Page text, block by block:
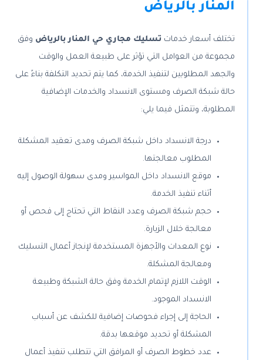
المنار بالرياض
تختلف أسعار خدمات تسليك مجاري حي المنار بالرياض وفق
مجموعة من العوامل التي تؤثر على طبيعة العمل والوقت
والجهد المطلوبين لتنفيذ الخدمة، كما يتم تحديد التكلفة بناءً على
حالة شبكة الصرف ومستوى الانسداد والخدمات الإضافية
المطلوبة، وتتمثل فيما يلي:
درجة الانسداد داخل شبكة الصرف ومدى تعقيد المشكلة
المطلوب معالجتها.
موقع الانسداد داخل المواسير ومدى سهولة الوصول إليه
أثناء تنفيذ الخدمة.
حجم شبكة الصرف وعدد النقاط التي تحتاج إلى فحص أو
معالجة خلال الزيارة.
نوع المعدات والأجهزة المستخدمة لإنجاز أعمال التسليك
ومعالجة المشكلة.
الوقت اللازم لإتمام الخدمة وفق حالة الشبكة وطبيعة
الانسداد الموجود.
الحاجة إلى إجراء فحوصات إضافية للكشف عن أسباب
المشكلة أو تحديد موقعها بدقة.
عدد خطوط الصرف أو المرافق التي تتطلب تنفيذ أعمال